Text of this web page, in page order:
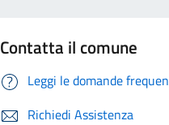
Contatta il comune
Leggi le domande
Richiedi Assistenza